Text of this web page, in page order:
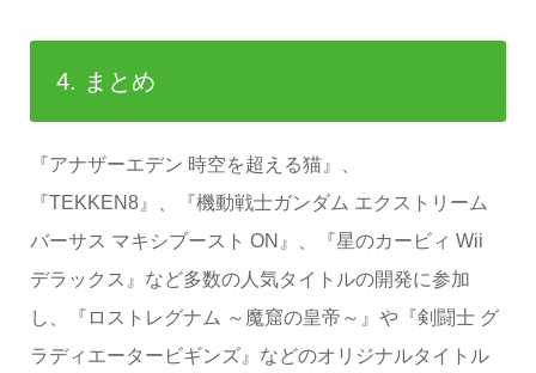
4. まとめ
『アナザーエデン 時空を超える猫』、
『TEKKEN8』、『機動戦士ガンダム エクストリーム
バーサス マキシブースト ON』、『星のカービィ Wii
デラックス』など多数の人気タイトルの開発に参加
し、『ロストレグナム ～魔窟の皇帝～』や『剣闘士 グ
ラディエータービギンズ』などのオリジナルタイトル